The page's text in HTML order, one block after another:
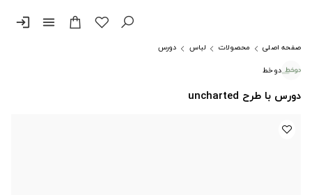
menu
login
صفحه اصلی محصولات لباس
دورس
دوخط
دورس با طرح uncharted